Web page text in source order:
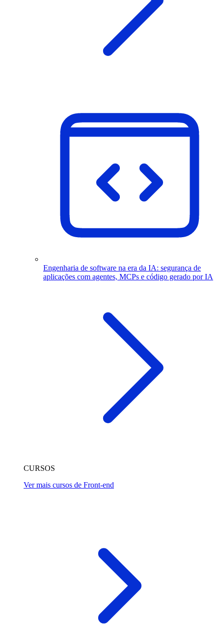
Engenharia de software na era da IA: segurança de
aplicações com agentes, MCPs e código gerado por IA
CURSOS
Ver mais cursos de Front-end